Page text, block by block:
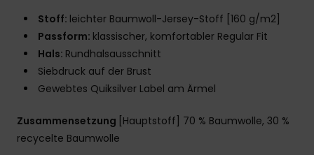
Stoff: leichter Baumwoll-Jersey-Stoff [160 g/m2]
Passform: klassischer, komfortabler Regular Fit
Hals: Rundhalsausschnitt
Siebdruck auf der Brust
Gewebtes Quiksilver Label am Ärmel
Zusammensetzung [Hauptstoff] 70 % Baumwolle, 30 %
recycelte Baumwolle